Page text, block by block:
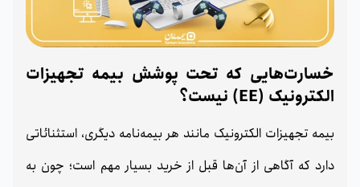
خسارت‌هایی که تحت پوشش بیمه تجهیزات
الکترونیک (EE) نیست؟
بیمه تجهیزات الکترونیک مانند هر بیمه‌نامه دیگری، استثنائاتی
دارد که آگاهی از آن‌ها قبل از خرید بسیار مهم است؛ چون به